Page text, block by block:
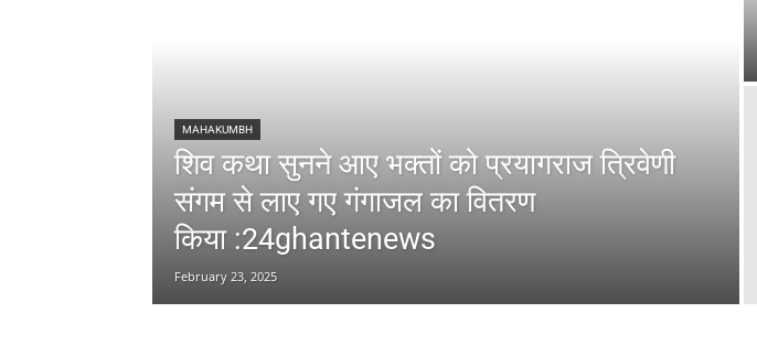
MAHAKUMBH
शिव कथा सुनने आए भक्तों को प्रयागराज त्रिवेणी
संगम से लाए गए गंगाजल का वितरण
किया :24ghantenews
February 23, 2025